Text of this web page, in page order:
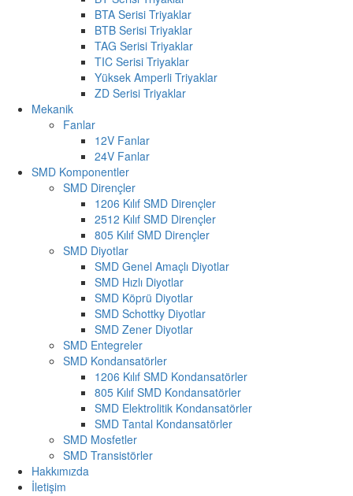
BTA Serisi Triyaklar
BTB Serisi Triyaklar
TAG Serisi Triyaklar
TIC Serisi Triyaklar
Yüksek Amperli Triyaklar
ZD Serisi Triyaklar
Mekanik
Fanlar
12V Fanlar
24V Fanlar
SMD Komponentler
SMD Dirençler
1206 Kılıf SMD Dirençler
2512 Kılıf SMD Dirençler
805 Kılıf SMD Dirençler
SMD Diyotlar
SMD Genel Amaçlı Diyotlar
SMD Hızlı Diyotlar
SMD Köprü Diyotlar
SMD Schottky Diyotlar
SMD Zener Diyotlar
SMD Entegreler
SMD Kondansatörler
1206 Kılıf SMD Kondansatörler
805 Kılıf SMD Kondansatörler
SMD Elektrolitik Kondansatörler
SMD Tantal Kondansatörler
SMD Mosfetler
SMD Transistörler
Hakkımızda
İletişim